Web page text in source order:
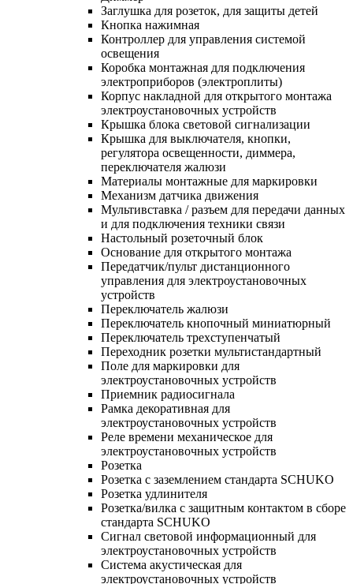
Заглушка для розеток, для защиты детей
Кнопка нажимная
Контроллер для управления системой
освещения
Коробка монтажная для подключения
электроприборов (электроплиты)
Корпус накладной для открытого монтажа
электроустановочных устройств
Крышка блока световой сигнализации
Крышка для выключателя, кнопки,
регулятора освещенности, диммера,
переключателя жалюзи
Материалы монтажные для маркировки
Механизм датчика движения
Мультивставка / разъем для передачи данных
и для подключения техники связи
Настольный розеточный блок
Основание для открытого монтажа
Передатчик/пульт дистанционного
управления для электроустановочных
устройств
Переключатель жалюзи
Переключатель кнопочный миниатюрный
Переключатель трехступенчатый
Переходник розетки мультистандартный
Поле для маркировки для
электроустановочных устройств
Приемник радиосигнала
Рамка декоративная для
электроустановочных устройств
Реле времени механическое для
электроустановочных устройств
Розетка
Розетка с заземлением стандарта SCHUKO
Розетка удлинителя
Розетка/вилка с защитным контактом в сборе
стандарта SCHUKO
Сигнал световой информационный для
электроустановочных устройств
Система акустическая для
электроустановочных устройств